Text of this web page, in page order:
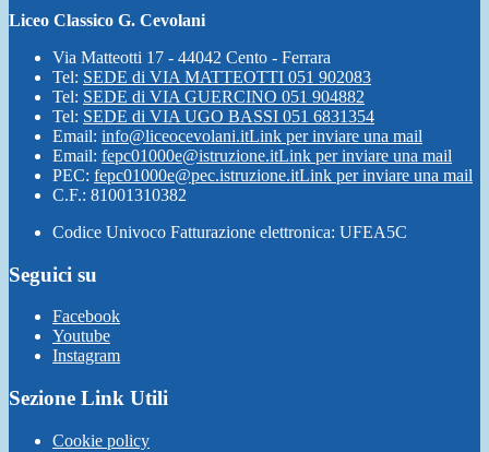
Liceo Classico G. Cevolani
Via Matteotti 17 - 44042 Cento - Ferrara
Tel: SEDE di VIA MATTEOTTI 051 902083
Tel: SEDE di VIA GUERCINO 051 904882
Tel: SEDE di VIA UGO BASSI 051 6831354
Email: info@liceocevolani.itLink per inviare una mail
Email: fepc01000e@istruzione.itLink per inviare una mail
PEC: fepc01000e@pec.istruzione.itLink per inviare una mail
C.F.: 81001310382
Codice Univoco Fatturazione elettronica: UFEA5C
Seguici su
Facebook
Youtube
Instagram
Sezione Link Utili
Cookie policy